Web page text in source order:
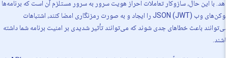
با این حال، سازوکار تعاملات احراز هویت سرور به سرور مستلزم آن است که برنامه‌ها
توکن‌های وب JSON (JWT) را ایجاد و به صورت رمزنگاری امضا کنند، اشتباهات
باعث خطاهای جدی شوند که می‌توانند تأثیر شدیدی بر امنیت برنامه شما داشته